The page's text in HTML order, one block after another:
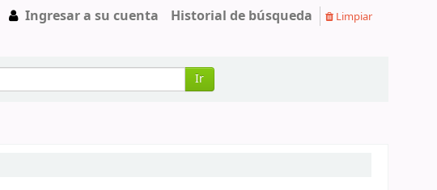
Ingresar a su cuenta Historial de búsqueda Limpiar
Ir